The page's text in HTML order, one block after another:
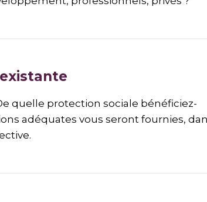
quelle protection sociale bénéficiez-
adéquates vous seront fournies,